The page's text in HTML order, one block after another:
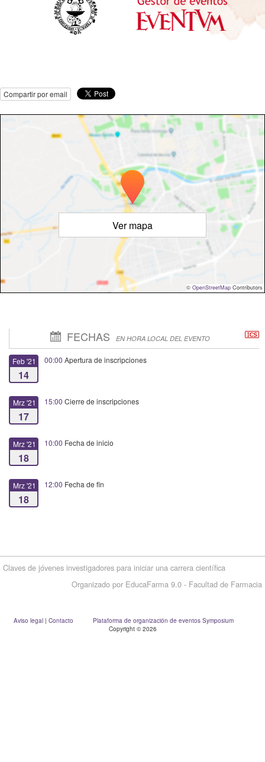
Compartir por email
Ver mapa
© OpenStreetMap Contributors
FECHAS EN HORA LOCAL DEL EVENTO
Feb '21
14
00:00 Apertura de inscripciones
Mrz '21
17
15:00 Cierre de inscripciones
Mrz '21
18
10:00 Fecha de inicio
Mrz '21
18
12:00 Fecha de fin
Claves de jóvenes investigadores para iniciar una carrera científica
Organizado por EducaFarma 9.0 - Facultad de Farmacia
Aviso legal | Contacto
Plataforma de organización de eventos Symposium
Copyright © 2026